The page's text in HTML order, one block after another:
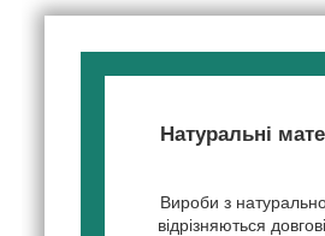
Натуральні
Вироби з
відрізняються